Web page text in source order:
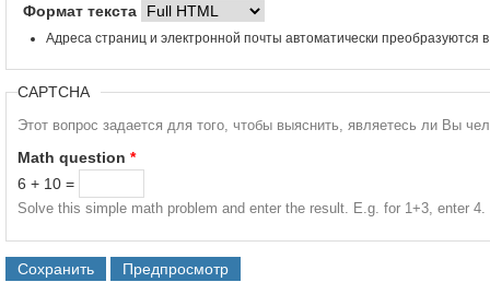
Формат текста
Адреса страниц и электронной почты автоматически преобразуются
CAPTCHA
Этот вопрос задается для того, чтобы выяснить, являетесь ли Вы
Math question *
6 + 10 =
Solve this simple math problem and enter the result. E.g. for 1+3, enter 4.